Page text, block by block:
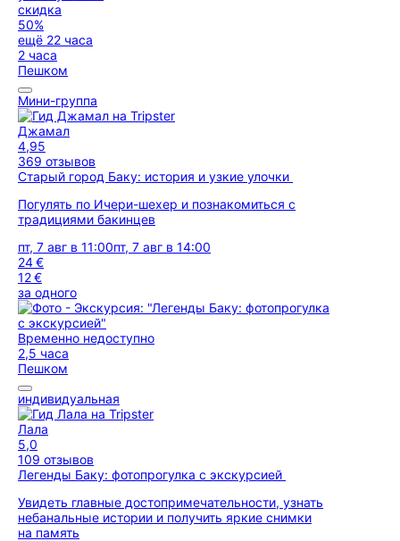
скидка
50%
ещё 22 часа
2 часа
Пешком
Мини-группа
Джамал
4,95
369 отзывов
Старый город Баку: история и узкие улочки
Погулять по Ичери-шехер и познакомиться с
традициями бакинцев
пт, 7 авг в 11:00пт, 7 авг в 14:00
24 €
12 €
за одного
Временно недоступно
2,5 часа
Пешком
индивидуальная
Лала
5,0
109 отзывов
Легенды Баку: фотопрогулка с экскурсией
Увидеть главные достопримечательности, узнать
небанальные истории и получить яркие снимки
на память